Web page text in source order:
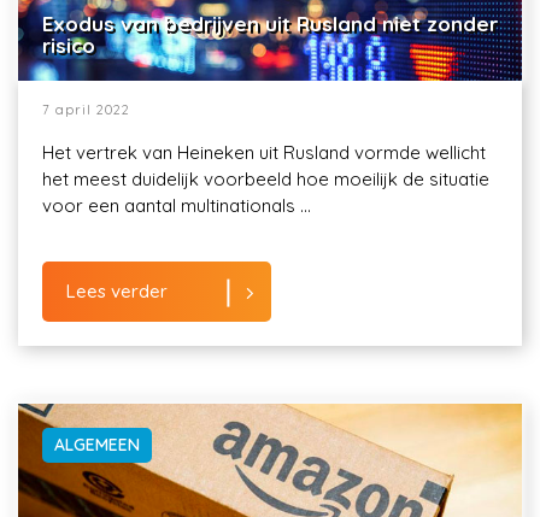
Exodus van bedrijven uit Rusland niet zonder
risico
7 april 2022
Het vertrek van Heineken uit Rusland vormde wellicht
het meest duidelijk voorbeeld hoe moeilijk de situatie
voor een aantal multinationals ...
Lees verder
ALGEMEEN